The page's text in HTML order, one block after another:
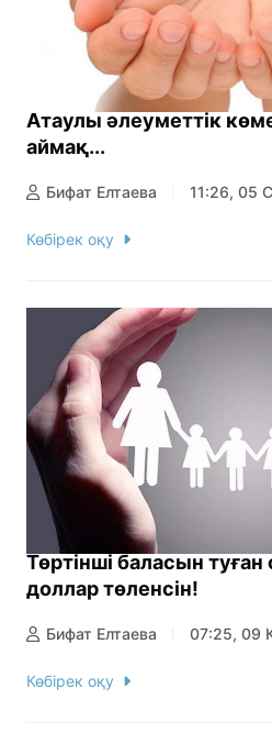
Атаулы әлеуметтік
аймақ...
Бифат Елтаева 11:26, 05
Көбірек оқу
Төртінші баласын
доллар төленсін!
Бифат Елтаева 07:25, 09
Көбірек оқу